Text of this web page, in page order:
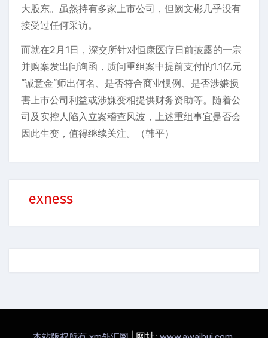
大股东。虽然持有多家上市公司，但阙文彬几乎没有
接受过任何采访。
而就在2月1日，深交所针对恒康医疗日前披露的一宗
并购案发出问询函，质问重组案中提前支付的1.1亿元
“诚意金”师出何名、是否符合商业惯例、是否涉嫌损
害上市公司利益或涉嫌变相提供财务资助等。随着公
司及实控人陷入立案稽查风波，上述重组事宜是否会
因此生变，值得继续关注。（韩平）
exness